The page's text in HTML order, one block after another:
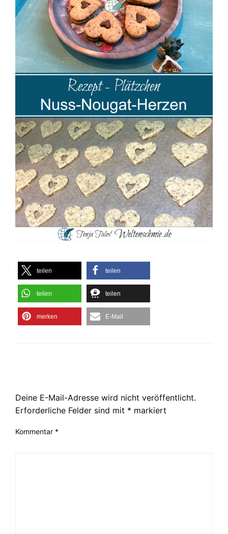
teilen teilen
teilen teilen
merken E-Mail
Deine E-Mail-Adresse wird nicht veröffentlicht.
Erforderliche Felder sind mit * markiert
Kommentar *